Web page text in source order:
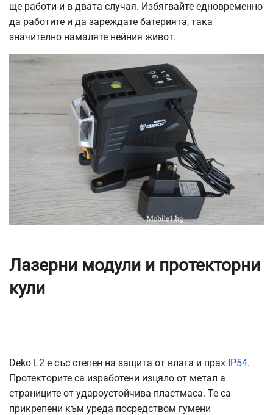
ще работи и в двата случая. Избягвайте едновременно
да работите и да зареждате батерията, така
значително намаляте нейния живот.
Лазерни модули и протекторни
кули
Deko L2 е със степен на защита от влага и прах IP54.
Протекторите са изработени изцяло от метал а
страниците от удароустойчива пластмаса. Те са
прикрепени към уреда посредством гумени